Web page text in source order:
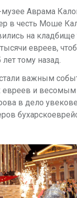
музее Аврама
в честь Моше
на
евреев,
тому назад.
стали важным
евреев и
в дело